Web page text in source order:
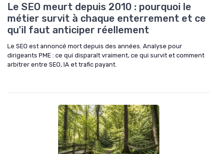
Le SEO meurt depuis 2010 : pourquoi le
métier survit à chaque enterrement et ce
qu'il faut anticiper réellement
Le SEO est annoncé mort depuis des années. Analyse pour
dirigeants PME : ce qui disparaît vraiment, ce qui survit et comment
arbitrer entre SEO, IA et trafic payant.